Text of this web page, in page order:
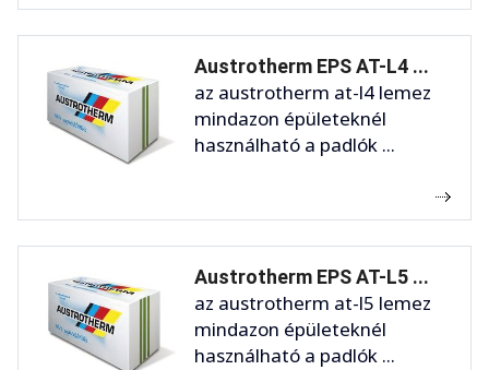
Austrotherm EPS AT-L4 ...
az austrotherm at-l4 lemez
mindazon épületeknél
használható a padlók ...
Austrotherm EPS AT-L5 ...
az austrotherm at-l5 lemez
mindazon épületeknél
használható a padlók ...